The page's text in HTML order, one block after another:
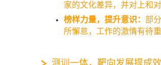
家的文化差异，并对上和
榜样力量，提升意识： 部
所懈怠，工作的激情有待
测训一体，靶向发展提成效